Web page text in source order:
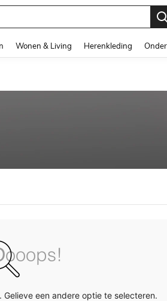
Wonen & Living Herenkleding
een andere optie te selecteren.